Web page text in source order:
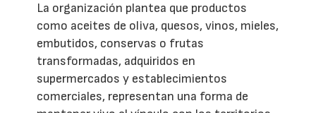
La organización plantea que productos
como aceites de oliva, quesos, vinos, mieles,
embutidos, conservas o frutas
transformadas, adquiridos en
supermercados y establecimientos
comerciales, representan una forma de